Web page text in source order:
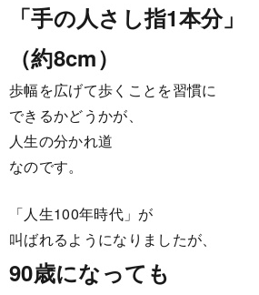
「手の人さし指1本分」
（約8cm）
歩幅を広げて歩くことを習慣に
できるかどうかが、
人生の分かれ道
なのです。
「人生100年時代」が
叫ばれるようになりましたが、
90歳になっても